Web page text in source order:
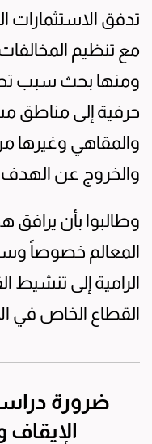
تدفق الاستثمارات
مع تنظيم
ومنها بحث سبب
حرفية إلى مناطق
والمقاهي وغيرها
والخروج عن
وطالبوا بأن يرافق
المعالم خصوصاً
الرامية إلى تنشيط
القطاع الخاص في
ضرورة دراسة
الإيقاف